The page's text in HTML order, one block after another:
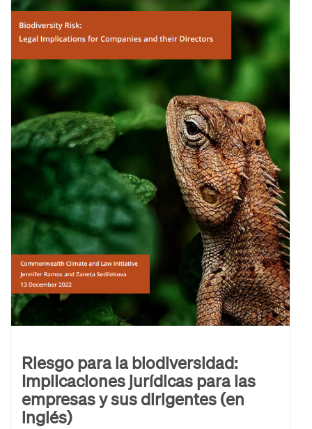
Riesgo para la biodiversidad:
Implicaciones jurídicas para las
empresas y sus dirigentes (en
inglés)